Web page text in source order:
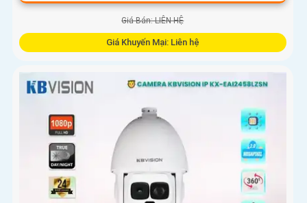
Giá Bán: LIÊN HỆ
Giá Khuyến Mại: Liên hệ
Camera Speed Dome Kbvision IP KX-F16440MSPN2 sử dụng
cảm biến Sony STARVIS CMOS, xử lý mạnh mẽ, chức năng
Hỗ trợ chất lượng hình ảnh sắc nét, tiết kiệm băng thông,
tích hợp công nghệ H